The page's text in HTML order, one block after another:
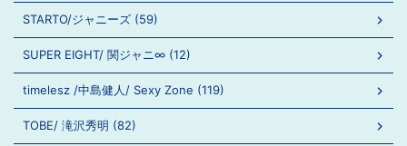
STARTO/ジャニーズ (59)
SUPER EIGHT/ 関ジャニ∞ (12)
timelesz /中島健人/ Sexy Zone (119)
TOBE/ 滝沢秀明 (82)